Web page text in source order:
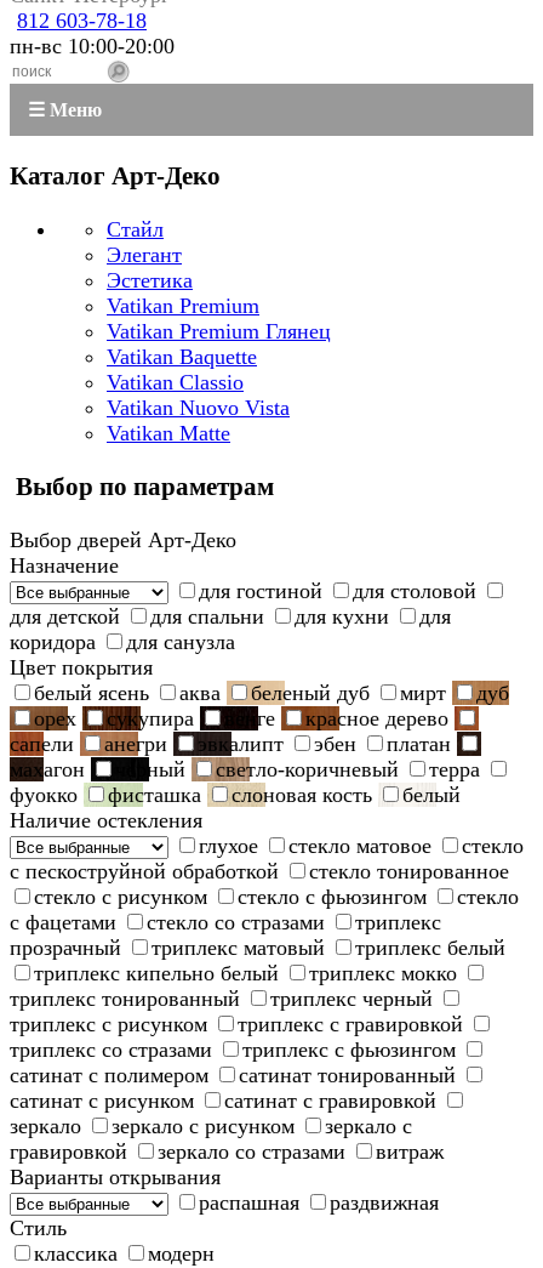
812 603-78-18
пн-вс 10:00-20:00
☰ Меню
Каталог Арт-Деко
Стайл
Элегант
Эстетика
Vatikan Premium
Vatikan Premium Глянец
Vatikan Baquette
Vatikan Classio
Vatikan Nuovo Vista
Vatikan Matte
Выбор по параметрам
Выбор дверей Арт-Деко
Назначение
для гостиной
для столовой
для детской
для спальни для кухни
для
коридора
для санузла
Цвет покрытия
белый ясень
аква беленый дуб мирт
дуб
орех
сукупира венге
красное дерево
сапели
анегри эвкалипт эбен
платан
махагон
черный светло-коричневый
терра
фуокко
фисташка слоновая кость
белый
Наличие остекления
глухое
стекло матовое
стекло
с пескоструйной обработкой
стекло тонированное
стекло с рисунком
стекло с фьюзингом
стекло
с фацетами
стекло со стразами
триплекс
прозрачный
триплекс матовый
триплекс белый
триплекс кипельно белый
триплекс мокко
триплекс тонированный
триплекс черный
триплекс с рисунком
триплекс с гравировкой
триплекс со стразами
триплекс с фьюзингом
сатинат с полимером
сатинат тонированный
сатинат с рисунком
сатинат с гравировкой
зеркало
зеркало с рисунком
зеркало с
гравировкой
зеркало со стразами
витраж
Варианты открывания
распашная
раздвижная
Стиль
классика
модерн